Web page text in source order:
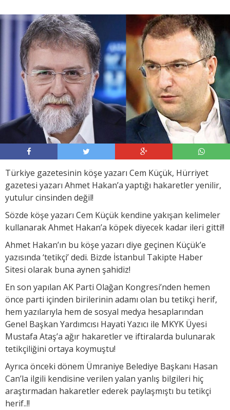
Türkiye gazetesinin köşe yazarı Cem Küçük, Hürriyet
gazetesi yazarı Ahmet Hakan’a yaptığı hakaretler yenilir,
yutulur cinsinden değil!
Sözde köşe yazarı Cem Küçük kendine yakışan kelimeler
kullanarak Ahmet Hakan’a köpek diyecek kadar ileri gitti!!
Ahmet Hakan’ın bu köşe yazarı diye geçinen Küçük’e
yazısında ‘tetikçi’ dedi. Bizde İstanbul Takipte Haber
Sitesi olarak buna aynen şahidiz!
En son yapılan AK Parti Olağan Kongresi’nden hemen
önce parti içinden birilerinin adamı olan bu tetikçi herif,
hem yazılarıyla hem de sosyal medya hesaplarından
Genel Başkan Yardımcısı Hayati Yazıcı ile MKYK Üyesi
Mustafa Ataş’a ağır hakaretler ve iftiralarda bulunarak
tetikçiliğini ortaya koymuştu!
Ayrıca önceki dönem Ümraniye Belediye Başkanı Hasan
Can’la ilgili kendisine verilen yalan yanlış bilgileri hiç
araştırmadan hakaretler ederek paylaşmıştı bu tetikçi
herif..!!